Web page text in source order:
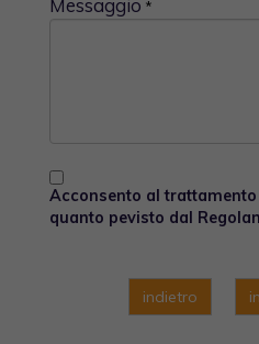
Messaggio *
Acconsento al
quanto pevisto dal
indietro